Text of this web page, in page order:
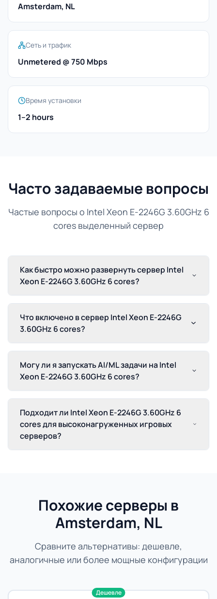
Amsterdam, NL
Сеть и трафик
Unmetered @ 750 Mbps
Время установки
1–2 hours
Часто задаваемые вопросы
Частые вопросы о Intel Xeon E-2246G 3.60GHz 6
cores выделенный сервер
Как быстро можно развернуть сервер Intel
Xeon E-2246G 3.60GHz 6 cores?
Что включено в сервер Intel Xeon E-2246G
3.60GHz 6 cores?
Могу ли я запускать AI/ML задачи на Intel
Xeon E-2246G 3.60GHz 6 cores?
Подходит ли Intel Xeon E-2246G 3.60GHz 6
cores для высоконагруженных игровых
серверов?
Похожие серверы в
Amsterdam, NL
Сравните альтернативы: дешевле,
аналогичные или более мощные конфигурации
Дешевле